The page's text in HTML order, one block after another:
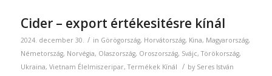
Cider – export értékesitésre kínál
2024. december 30. / in Görögország, Horvátország, Kina, Magyarország,
Németország, Norvégia, Olaszország, Oroszország, Svájc,Törökország,
Ukraina, Vietnam Élelmiszeripar,Termékek Kínál / by Seres István